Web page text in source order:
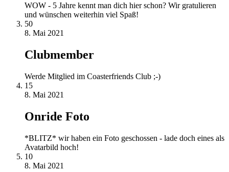
WOW - 5 Jahre kennt man dich hier schon? Wir gratulieren
und wünschen weiterhin viel Spaß!
50
8. Mai 2021
Clubmember
Werde Mitglied im Coasterfriends Club ;-)
15
8. Mai 2021
Onride Foto
*BLITZ* wir haben ein Foto geschossen - lade doch eines als
Avatarbild hoch!
10
8. Mai 2021